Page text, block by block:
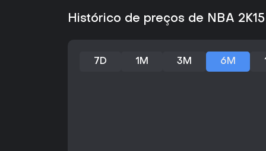
Histórico de preços de NBA
7D 1M 3M 6M